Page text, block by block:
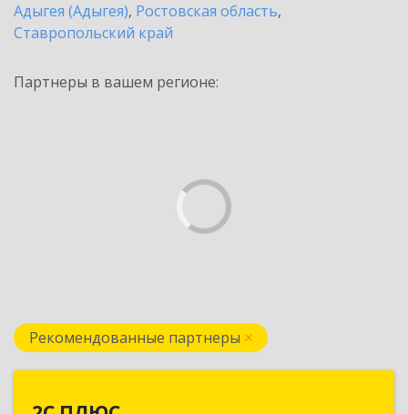
Адыгея (Адыгея), Ростовская область,
Ставропольский край
Партнеры в вашем регионе:
Рекомендованные партнеры